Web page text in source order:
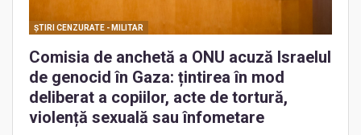
ŞTIRI CENZURATE - MILITAR
Comisia de anchetă a ONU acuză Israelul
de genocid în Gaza: țintirea în mod
deliberat a copiilor, acte de tortură,
violență sexuală sau înfometare